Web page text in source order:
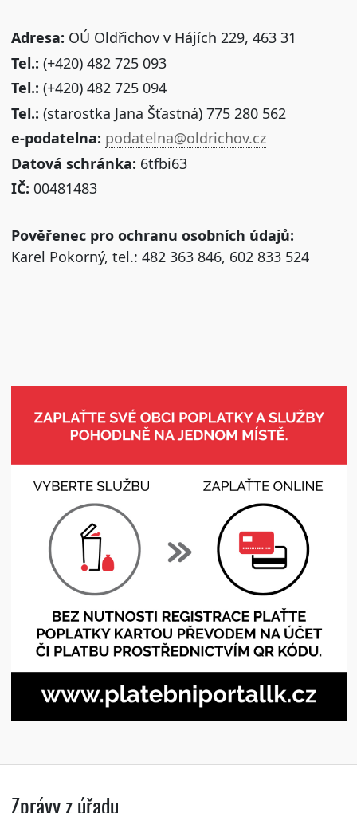
Adresa: OÚ Oldřichov v Hájích 229, 463 31
Tel.: (+420) 482 725 093
Tel.: (+420) 482 725 094
Tel.: (starostka Jana Šťastná) 775 280 562
e-podatelna: podatelna@oldrichov.cz
Datová schránka: 6tfbi63
IČ: 00481483
Pověřenec pro ochranu osobních údajů:
Karel Pokorný, tel.: 482 363 846, 602 833 524
Zprávy z úřadu